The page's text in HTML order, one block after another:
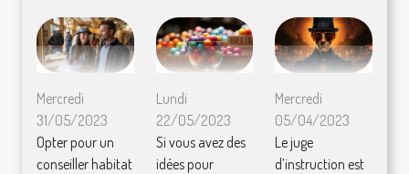
Mercredi
31/05/2023
Opter pour un
conseiller habitat
Lundi
22/05/2023
Si vous avez des
idées pour
Mercredi
05/04/2023
Le juge
d’instruction est